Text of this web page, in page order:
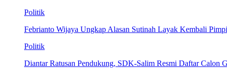
Politik
Febrianto Wijaya Ungkap Alasan Sutinah Layak Kembali
Politik
Diantar Ratusan Pendukung, SDK-Salim Resmi Daftar Calon